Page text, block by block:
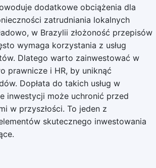
dodatkowe obciążenia dla
zatrudniania lokalnych
w Brazylii złożoność przepisów
wymaga korzystania z usług
Dlatego warto zainwestować w
prawnicze i HR, by uniknąć
Dopłata do takich usług w
inwestycji może uchronić przed
w przyszłości. To jeden z
skutecznego inwestowania